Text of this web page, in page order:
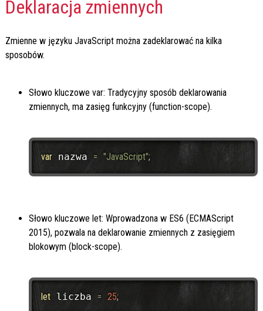
Deklaracja zmiennych
Zmienne w języku JavaScript można zadeklarować na kilka
sposobów.
Słowo kluczowe var: Tradycyjny sposób deklarowania
zmiennych, ma zasięg funkcyjny (function-scope).
var nazwa = "JavaScript";
Słowo kluczowe let: Wprowadzona w ES6 (ECMAScript
2015), pozwala na deklarowanie zmiennych z zasięgiem
blokowym (block-scope).
let liczba = 25;